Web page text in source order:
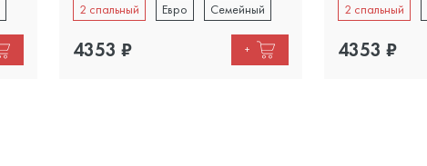
2 спальный Евро Семейный
4353 ₽ +
2 спальный
4353 ₽